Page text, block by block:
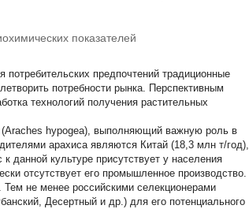
показателей
предпочтений традиционные
потребности рынка. Перспективным
технологий получения растительных
hypogea), выполняющий важную роль в
арахиса являются Китай (18,3 млн т/год),
данной культуре присутствует у населения
отсутствует его промышленное производство.
не менее российскими селекционерами
Десертный и др.) для его потенциального